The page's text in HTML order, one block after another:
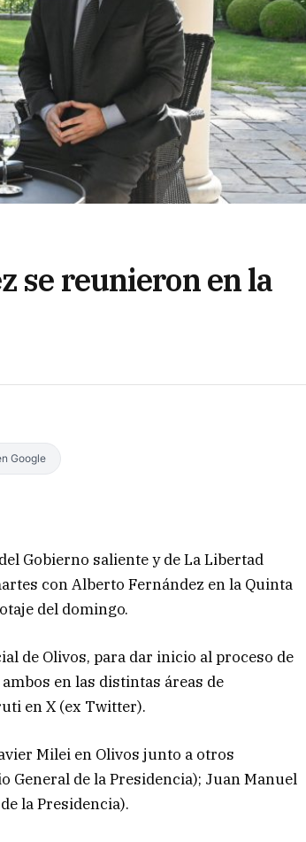
se reunieron en la
Google
Gobierno saliente y de La Libertad
con Alberto Fernández en la Quinta
del domingo.
de Olivos, para dar inicio al proceso de
en las distintas áreas de
en X (ex Twitter).
Milei en Olivos junto a otros
de la Presidencia); Juan Manuel
la Presidencia).